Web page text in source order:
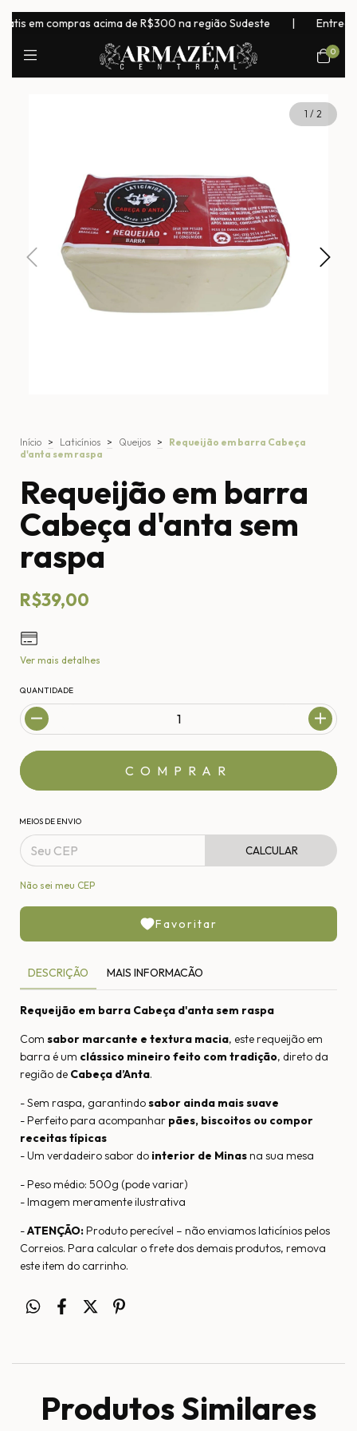
em compras acima de R$300 na região Sudeste | Entrega
0
1 / 2
Início > Laticínios > Queijos >
Requeijão em barra Cabeça
d'anta sem raspa
Requeijão em barra
Cabeça d'anta sem
raspa
R$39,00
Ver mais detalhes
QUANTIDADE
MEIOS DE ENVIO
CALCULAR
Não sei meu CEP
Favoritar
DESCRIÇÃO MAIS INFORMACÃO
Requeijão em barra Cabeça d'anta sem raspa
Com sabor marcante e textura macia, este requeijão em
barra é um clássico mineiro feito com tradição, direto da
região de Cabeça d’Anta.
- Sem raspa, garantindosabor ainda mais suave
- Perfeito para acompanhar pães, biscoitos ou compor
receitas típicas
- Um verdadeiro sabor do interior de Minas na sua mesa
- Peso médio: 500g (pode variar)
- Imagem meramente ilustrativa
-ATENÇÃO: Produto perecível – não enviamos laticínios pelos
Correios. Para calcular o frete dos demais produtos, remova
este item do carrinho.
Produtos Similares